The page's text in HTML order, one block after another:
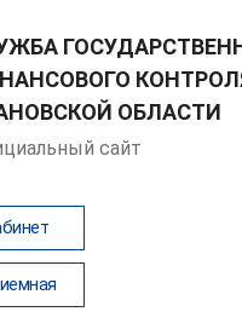
ОБЛАСТИ
сайт